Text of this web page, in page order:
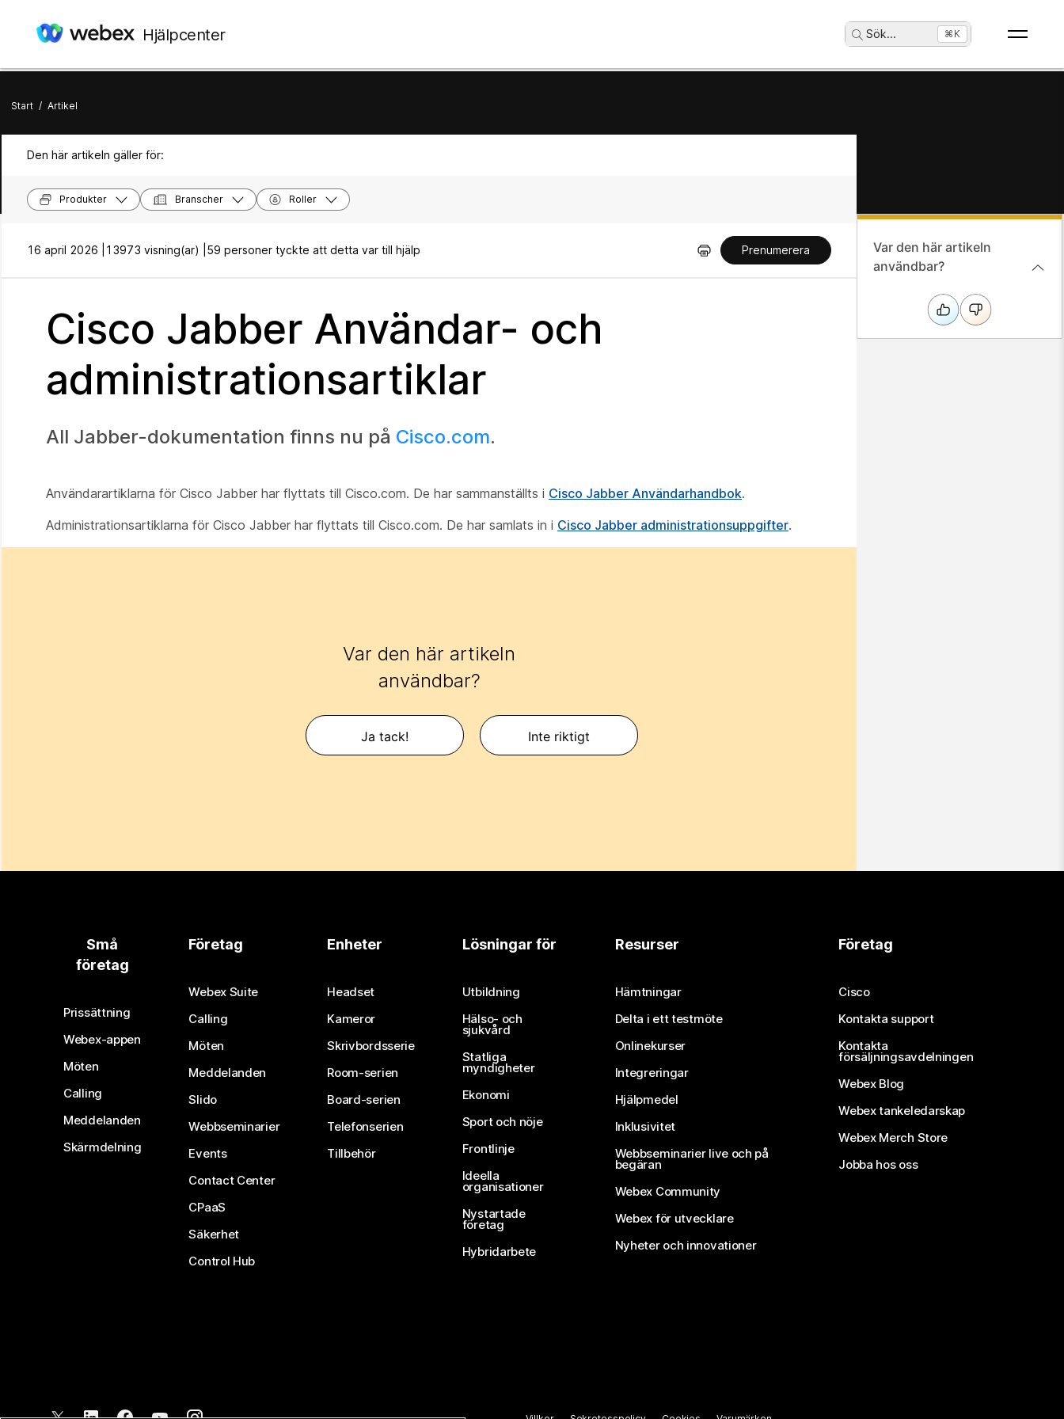
Hjälpcenter Sök... ⌘K
Start / Artikel
Den här artikeln gäller för:
Produkter Branscher Roller
16 april 2026 | 13973 visning(ar) | 59 personer tyckte att detta var till hjälp Prenumerera
Cisco Jabber Användar- och
administrationsartiklar
All Jabber-dokumentation finns nu på Cisco.com.
Användarartiklarna för Cisco Jabber har flyttats till Cisco.com. De har sammanställts i Cisco Jabber Användarhandbok.
Administrationsartiklarna för Cisco Jabber har flyttats till Cisco.com. De har samlats in i Cisco Jabber administrationsuppgifter.
Var den här artikeln
användbar?
Ja tack! Inte riktigt
Var den här artikeln
användbar?
Små
företag
Prissättning
Webex-appen
Möten
Calling
Meddelanden
Skärmdelning
Företag
Webex Suite
Calling
Möten
Meddelanden
Slido
Webbseminarier
Events
Contact Center
CPaaS
Säkerhet
Control Hub
Enheter
Headset
Kameror
Skrivbordsserie
Room-serien
Board-serien
Telefonserien
Tillbehör
Lösningar för
Utbildning
Hälso- och
sjukvård
Statliga
myndigheter
Ekonomi
Sport och nöje
Frontlinje
Ideella
organisationer
Nystartade
företag
Hybridarbete
Resurser
Hämtningar
Delta i ett testmöte
Onlinekurser
Integreringar
Hjälpmedel
Inklusivitet
Webbseminarier live och på
begäran
Webex Community
Webex för utvecklare
Nyheter och innovationer
Företag
Cisco
Kontakta support
Kontakta
försäljningsavdelningen
Webex Blog
Webex tankeledarskap
Webex Merch Store
Jobba hos oss